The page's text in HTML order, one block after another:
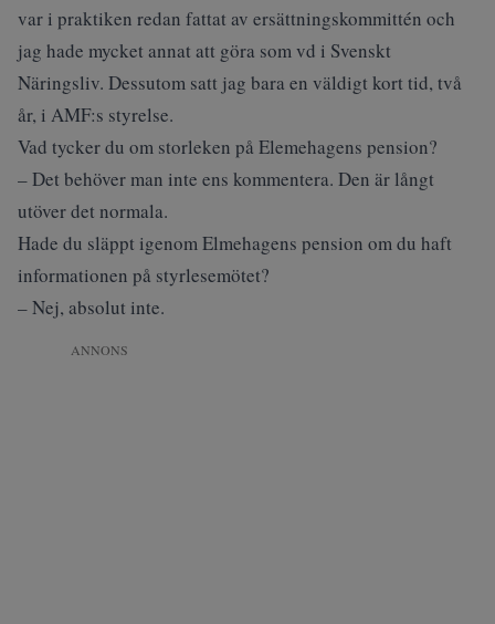
var i praktiken redan fattat av ersättningskommittén och
jag hade mycket annat att göra som vd i Svenskt
Näringsliv. Dessutom satt jag bara en väldigt kort tid, två
år, i AMF:s styrelse.
Vad tycker du om storleken på Elemehagens pension?
– Det behöver man inte ens kommentera. Den är långt
utöver det normala.
Hade du släppt igenom Elmehagens pension om du haft
informationen på styrlesemötet?
– Nej, absolut inte.
ANNONS